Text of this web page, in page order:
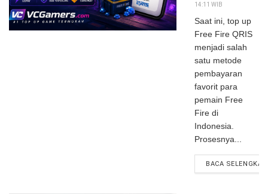
14:11 WIB
Saat ini, top up
Free Fire QRIS
menjadi salah
satu metode
pembayaran
favorit para
pemain Free
Fire di
Indonesia.
Prosesnya...
BACA